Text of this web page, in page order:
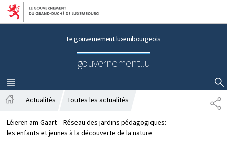
Aller au menu principal
Aller au contenu
Le gouvernement luxembourgeois
gouvernement.lu
MENU
PRINCIPAL
AFFICHER / MASQUER LA RECHERCHE
P
A
c
c
Actualités Toutes les actualités
Léieren am Gaart – Réseau des jardins pédagogiques:
les enfants et jeunes à la découverte de la nature